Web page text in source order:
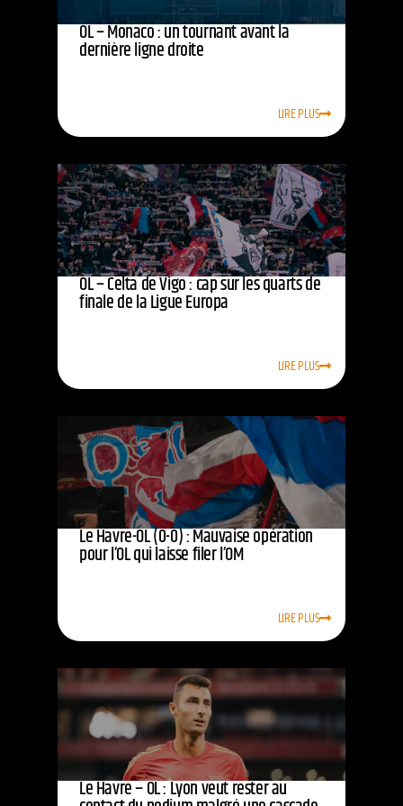
OL – Monaco : un tournant avant la
dernière ligne droite
LIRE PLUS
OL – Celta de Vigo : cap sur les quarts de
finale de la Ligue Europa
LIRE PLUS
Le Havre-OL (0-0) : Mauvaise opération
pour l’OL qui laisse filer l’OM
LIRE PLUS
Le Havre – OL : Lyon veut rester au